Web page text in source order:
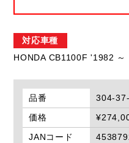
対応車種
HONDA CB1100F '1982 ～
品番
304-
価格
JANコード